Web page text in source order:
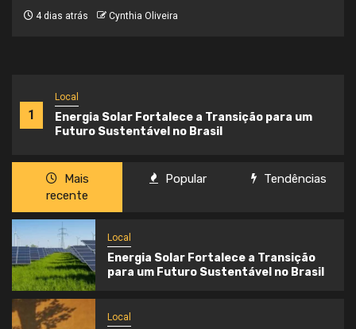
1
Local
Energia Solar Fortalece a Transição para um
Futuro Sustentável no Brasil
Mais
recente
Popular Tendências
Local
Energia Solar Fortalece a Transição
para um Futuro Sustentável no Brasil
Local